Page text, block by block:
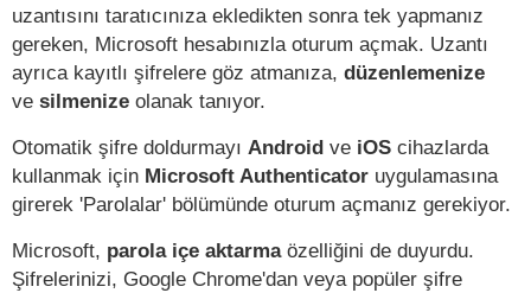
uzantısını taratıcınıza ekledikten sonra tek yapmanız
gereken, Microsoft hesabınızla oturum açmak. Uzantı
ayrıca kayıtlı şifrelere göz atmanıza, düzenlemenize
ve silmenize olanak tanıyor.
Otomatik şifre doldurmayı Android ve iOS cihazlarda
kullanmak için Microsoft Authenticator uygulamasına
girerek 'Parolalar' bölümünde oturum açmanız gerekiyor.
Microsoft, parola içe aktarmaözelliğini de duyurdu.
Şifrelerinizi, Google Chrome'dan veya popüler şifre